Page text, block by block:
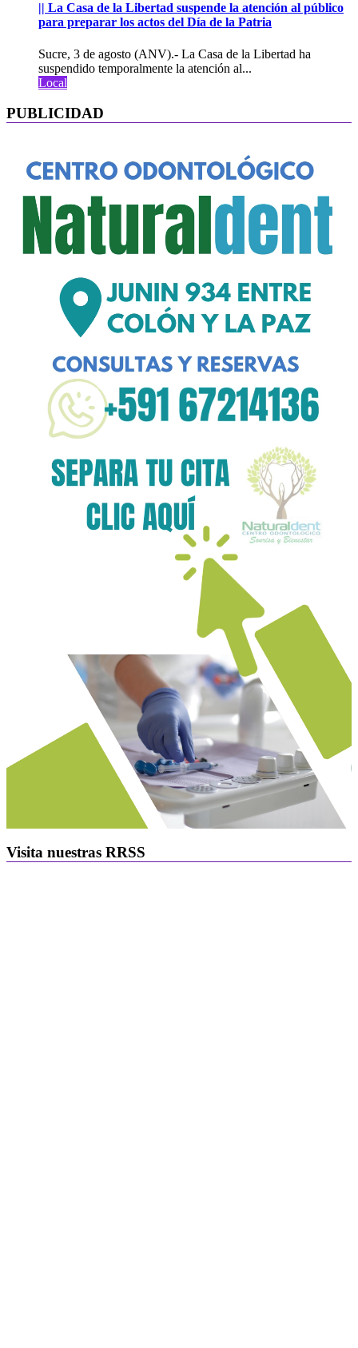
|| La Casa de la Libertad suspende la atención al público
para preparar los actos del Día de la Patria
Sucre, 3 de agosto (ANV).- La Casa de la Libertad ha
suspendido temporalmente la atención al...
Local
PUBLICIDAD
Visita nuestras RRSS